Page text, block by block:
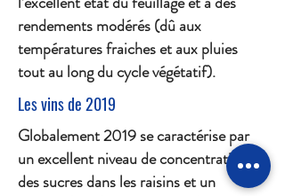
rendements modérés (dû aux
températures fraiches et aux pluies
tout au long du cycle végétatif).
Les vins de 2019
Globalement 2019 se caractérise par
un excellent niveau de concentration
des sucres dans les raisins et un